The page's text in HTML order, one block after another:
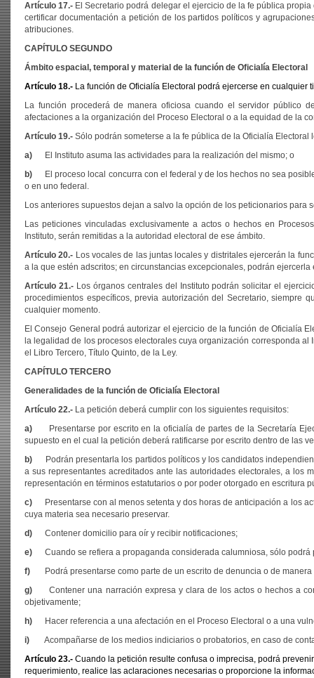
Artículo 17.- El Secretario podrá delegar el ejercicio de la fe pública
certificar documentación a petición de los partidos políticos y
atribuciones.
CAPÍTULO SEGUNDO
Ámbito espacial, temporal y material de la función de Oficialía Electoral
Artículo 18.- La función de Oficialía Electoral podrá ejercerse en
La función procederá de manera oficiosa cuando el servidor público
afectaciones a la organización del Proceso Electoral o a la equidad de la
Artículo 19.- Sólo podrán someterse a la fe pública de la Oficialía
a)
El Instituto asuma las actividades para la realización del mismo; o
b)
El proceso local concurra con el federal y de los hechos no sea
o en uno federal.
Los anteriores supuestos dejan a salvo la opción de los peticionarios
Las peticiones vinculadas exclusivamente a actos o hechos en
Instituto, serán remitidas a la autoridad electoral de ese ámbito.
Artículo 20.- Los vocales de las juntas locales y distritales ejercerán la
a la que estén adscritos; en circunstancias excepcionales, podrán
Artículo 21.-Los órganos centrales del Instituto podrán solicitar el
procedimientos específicos, previa autorización del Secretario, siempre
cualquier momento.
El Consejo General podrá autorizar el ejercicio de la función de Oficialía
la legalidad de los procesos electorales cuya organización corresponda
el Libro Tercero, Título Quinto, de la Ley.
CAPÍTULO TERCERO
Generalidades de la función de Oficialía Electoral
Artículo 22.- La petición deberá cumplir con los siguientes requisitos:
a)
Presentarse por escrito en la oficialía de partes de la Secretaría
supuesto en el cual la petición deberá ratificarse por escrito dentro de las
b)
Podrán presentarla los partidos políticos y los candidatos
a sus representantes acreditados ante las autoridades electorales, a los
representación en términos estatutarios o por poder otorgado en escritura
c)
Presentarse con al menos setenta y dos horas de anticipación a los
cuya materia sea necesario preservar.
d) Contener domicilio para oír y recibir notificaciones;
e) Cuando se refiera a propaganda considerada calumniosa, sólo podrá
f)
Podrá presentarse como parte de un escrito de denuncia o de
g)Contener una narración expresa y clara de los actos o hechos a
objetivamente;
h)
Hacer referencia a una afectación en el Proceso Electoral o a una
i) Acompañarse de los medios indiciarios o probatorios, en caso de
Artículo 23.- Cuando la petición resulte confusa o imprecisa, podrá
requerimiento, realice las aclaraciones necesarias o proporcione la